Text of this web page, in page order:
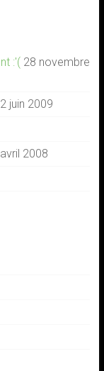
:'( 28 novembre
juin 2009
2008